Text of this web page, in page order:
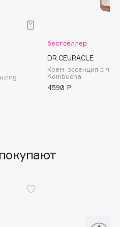
бестселлер
DR.CEURACLE
Крем-эссенция с
Kombucha
4590 ₽